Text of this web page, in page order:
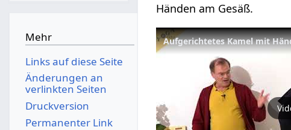
Händen am Gesäß.
Mehr
Links auf diese Seite
Änderungen an
verlinkten Seiten
Druckversion
Permanenter Link